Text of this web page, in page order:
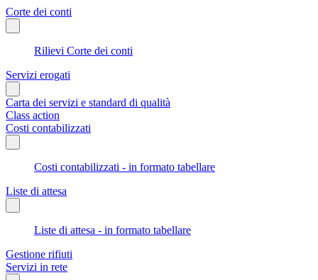
Corte dei conti
Rilievi Corte dei conti
Servizi erogati
Carta dei servizi e standard di qualità
Class action
Costi contabilizzati
Costi contabilizzati - in formato tabellare
Liste di attesa
Liste di attesa - in formato tabellare
Gestione rifiuti
Servizi in rete